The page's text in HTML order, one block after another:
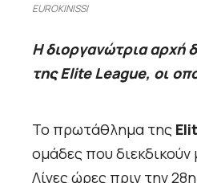
EUROKINISSI
Η διοργανώτρια αρχή
της Elite League, oι
Το πρωτάθλημα της
ομάδες που
Λίγες ώρες πριν την